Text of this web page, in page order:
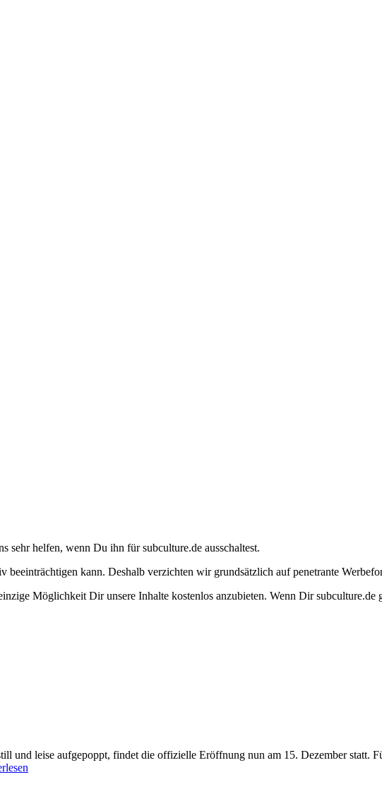
sehr helfen, wenn Du ihn für subculture.de ausschaltest.
kann. Deshalb verzichten wir grundsätzlich auf penetrante
Möglichkeit Dir unsere Inhalte kostenlos anzubieten. Wenn Dir
und leise aufgepoppt, findet die offizielle Eröffnung nun am 15. Dezember statt.